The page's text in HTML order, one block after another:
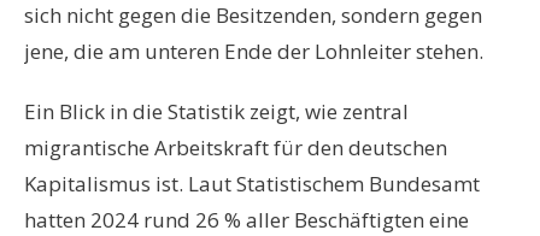
sich nicht gegen die Besitzenden, sondern gegen
jene, die am unteren Ende der Lohnleiter stehen.
Ein Blick in die Statistik zeigt, wie zentral
migrantische Arbeitskraft für den deutschen
Kapitalismus ist. Laut Statistischem Bundesamt
hatten 2024 rund 26 % aller Beschäftigten eine